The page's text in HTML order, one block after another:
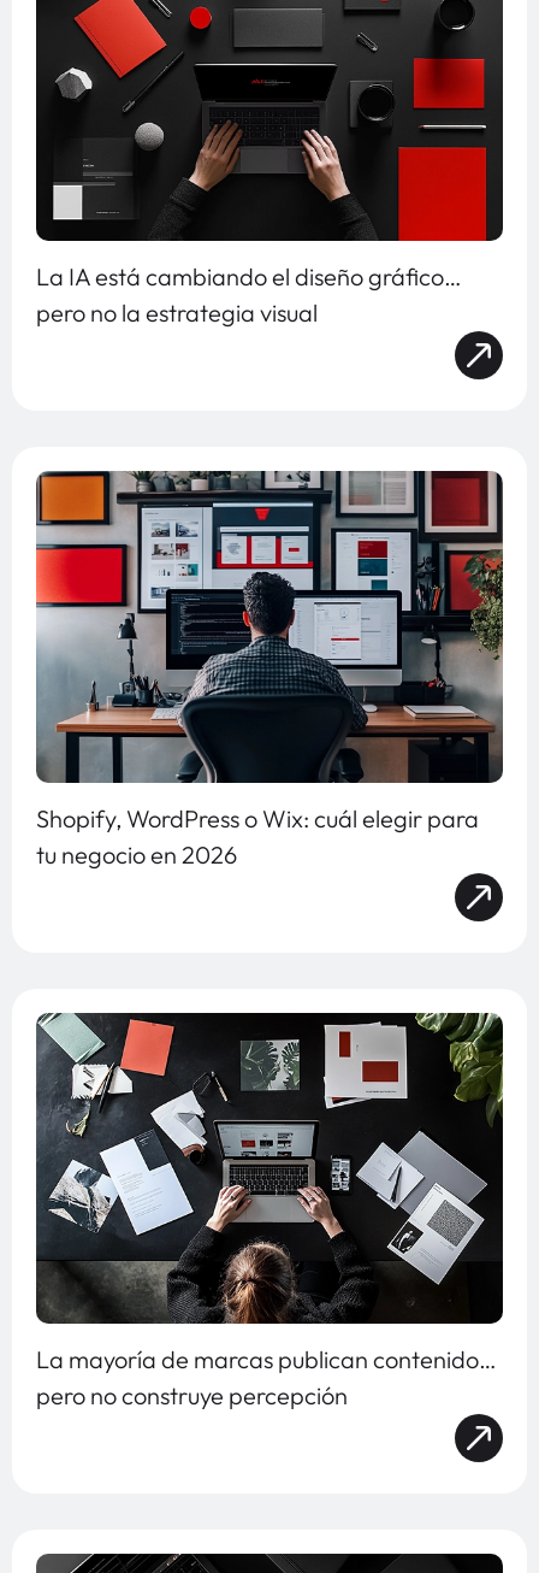
La IA está cambiando el diseño gráfico…
pero no la estrategia visual
Shopify, WordPress o Wix: cuál elegir para
tu negocio en 2026
La mayoría de marcas publican contenido…
pero no construye percepción